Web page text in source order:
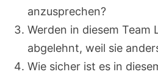
anzusprechen?
Werden in diesem Team
abgelehnt, weil sie
Wie sicher ist es in